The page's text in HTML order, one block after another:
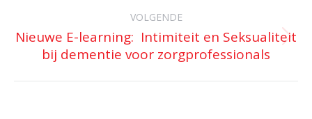
VOLGENDE
Volgend
bericht
Nieuwe E-learning: Intimiteit en Seksualiteit
bij dementie voor zorgprofessionals